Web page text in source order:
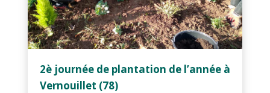
2è journée de plantation de l’année à
Vernouillet (78)